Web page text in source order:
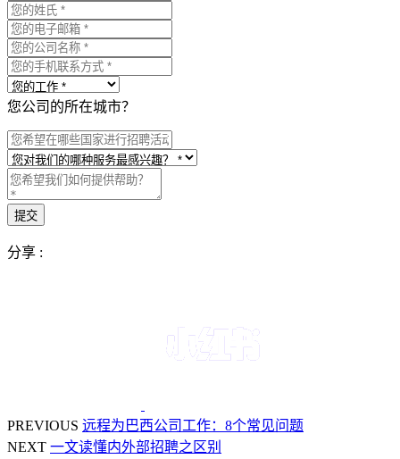
您公司的所在城市？
分享 :
PREVIOUS 远程为巴西公司工作：8个常见问题
NEXT 一文读懂内外部招聘之区别